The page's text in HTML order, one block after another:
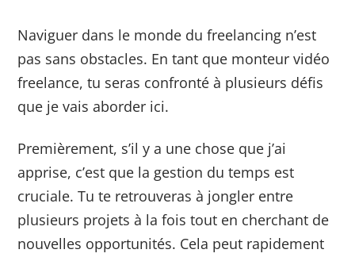
Naviguer dans le monde du freelancing n’est
pas sans obstacles. En tant que monteur vidéo
freelance, tu seras confronté à plusieurs défis
que je vais aborder ici.
Premièrement, s’il y a une chose que j’ai
apprise, c’est que la gestion du temps est
cruciale. Tu te retrouveras à jongler entre
plusieurs projets à la fois tout en cherchant de
nouvelles opportunités. Cela peut rapidement